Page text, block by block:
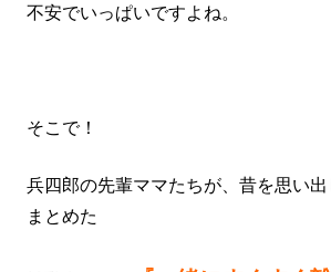
不安でいっぱいですよね。
そこで！
兵四郎の先輩ママたちが、昔を思い
まとめた